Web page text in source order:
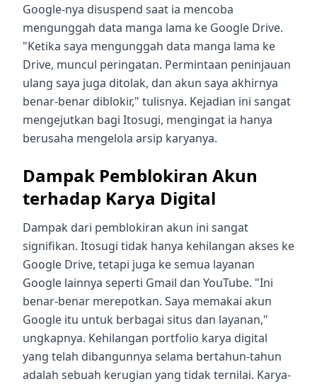
Google-nya disuspend saat ia mencoba
mengunggah data manga lama ke Google Drive.
"Ketika saya mengunggah data manga lama ke
Drive, muncul peringatan. Permintaan peninjauan
ulang saya juga ditolak, dan akun saya akhirnya
benar-benar diblokir," tulisnya. Kejadian ini sangat
mengejutkan bagi Itosugi, mengingat ia hanya
berusaha mengelola arsip karyanya.
Dampak Pemblokiran Akun
terhadap Karya Digital
Dampak dari pemblokiran akun ini sangat
signifikan. Itosugi tidak hanya kehilangan akses ke
Google Drive, tetapi juga ke semua layanan
Google lainnya seperti Gmail dan YouTube. "Ini
benar-benar merepotkan. Saya memakai akun
Google itu untuk berbagai situs dan layanan,"
ungkapnya. Kehilangan portfolio karya digital
yang telah dibangunnya selama bertahun-tahun
adalah sebuah kerugian yang tidak ternilai. Karya-